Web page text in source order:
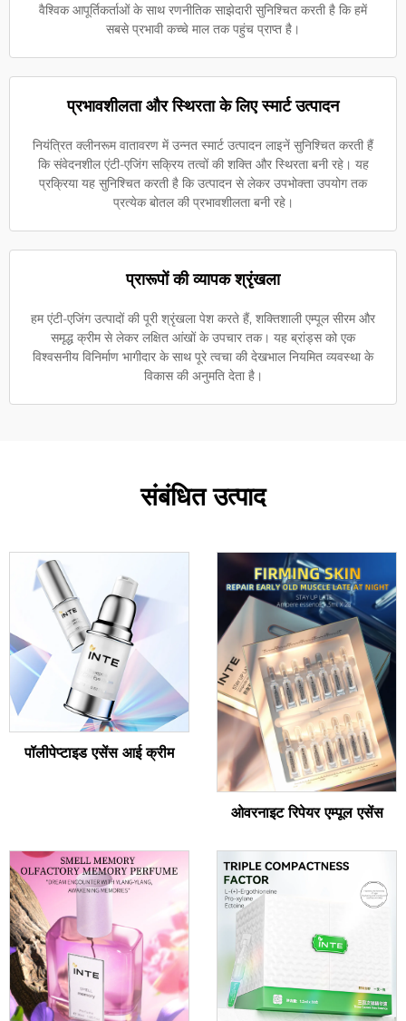
वैश्विक आपूर्तिकर्ताओं के साथ रणनीतिक साझेदारी सुनिश्चित करती है कि हमें
सबसे प्रभावी कच्चे माल तक पहुंच प्राप्त है।
प्रभावशीलता और स्थिरता के लिए स्मार्ट उत्पादन
नियंत्रित क्लीनरूम वातावरण में उन्नत स्मार्ट उत्पादन लाइनें सुनिश्चित करती हैं
कि संवेदनशील एंटी-एजिंग सक्रिय तत्वों की शक्ति और स्थिरता बनी रहे। यह
प्रक्रिया यह सुनिश्चित करती है कि उत्पादन से लेकर उपभोक्ता उपयोग तक
प्रत्येक बोतल की प्रभावशीलता बनी रहे।
प्रारूपों की व्यापक श्रृंखला
हम एंटी-एजिंग उत्पादों की पूरी श्रृंखला पेश करते हैं, शक्तिशाली एम्पूल सीरम और
समृद्ध क्रीम से लेकर लक्षित आंखों के उपचार तक। यह ब्रांड्स को एक
विश्वसनीय विनिर्माण भागीदार के साथ पूरे त्वचा की देखभाल नियमित व्यवस्था के
विकास की अनुमति देता है।
संबंधित उत्पाद
पॉलीपेप्टाइड एसेंस आई क्रीम
ओवरनाइट रिपेयर एम्पूल एसेंस